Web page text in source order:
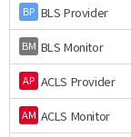
BP BLS Provider
BM BLS Monitor
AP ACLS Provider
AM ACLS Monitor